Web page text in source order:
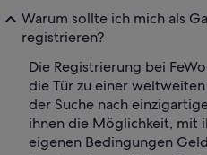
Warum sollte ich mich als
registrieren?
Die Registrierung bei
die Tür zu einer
der Suche nach
ihnen die Möglichkeit, mit
eigenen Bedingungen